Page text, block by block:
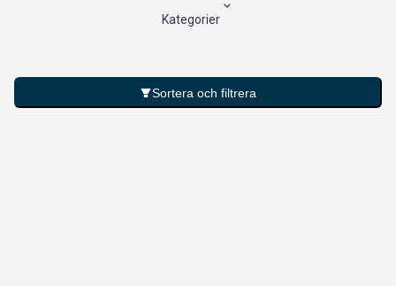
Kategorier
Sortera och filtrera